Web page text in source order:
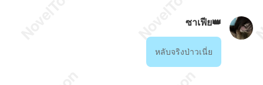
ซาเฟีย👑
หลับจริงป่าวเนี่ย